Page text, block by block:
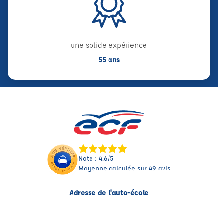
une solide expérience
55 ans
Note : 4.6/5
Moyenne calculée sur 49 avis
Adresse de l'auto-école